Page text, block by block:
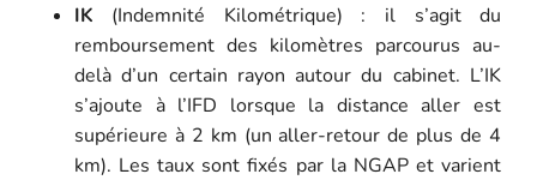
IK (Indemnité Kilométrique) : il s’agit du
remboursement des kilomètres parcourus au-
delà d’un certain rayon autour du cabinet. L’IK
s’ajoute à l’IFD lorsque la distance aller est
supérieure à 2 km (un aller-retour de plus de 4
km). Les taux sont fixés par la NGAP et varient